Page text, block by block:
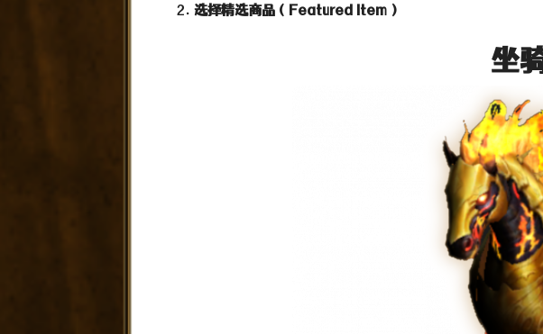
选择精选商品（Featured Item）
坐